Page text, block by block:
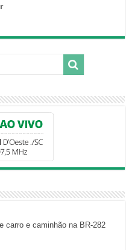
carro e caminhão na BR-282